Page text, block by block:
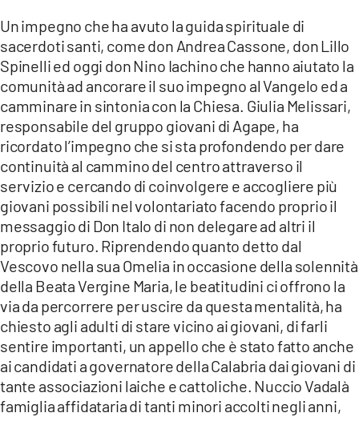
Un impegno che ha avuto la guida spirituale di
sacerdoti santi, come don Andrea Cassone, don Lillo
Spinelli ed oggi don Nino Iachino che hanno aiutato la
comunità ad ancorare il suo impegno al Vangelo ed a
camminare in sintonia con la Chiesa. Giulia Melissari,
responsabile del gruppo giovani di Agape, ha
ricordato l’impegno che si sta profondendo per dare
continuità al cammino del centro attraverso il
servizio e cercando di coinvolgere e accogliere più
giovani possibili nel volontariato facendo proprio il
messaggio di Don Italo di non delegare ad altri il
proprio futuro. Riprendendo quanto detto dal
Vescovo nella sua Omelia in occasione della solennità
della Beata Vergine Maria, le beatitudini ci offrono la
via da percorrere per uscire da questa mentalità, ha
chiesto agli adulti di stare vicino ai giovani, di farli
sentire importanti, un appello che è stato fatto anche
ai candidati a governatore della Calabria dai giovani di
tante associazioni laiche e cattoliche. Nuccio Vadalà
famiglia affidataria di tanti minori accolti negli anni,